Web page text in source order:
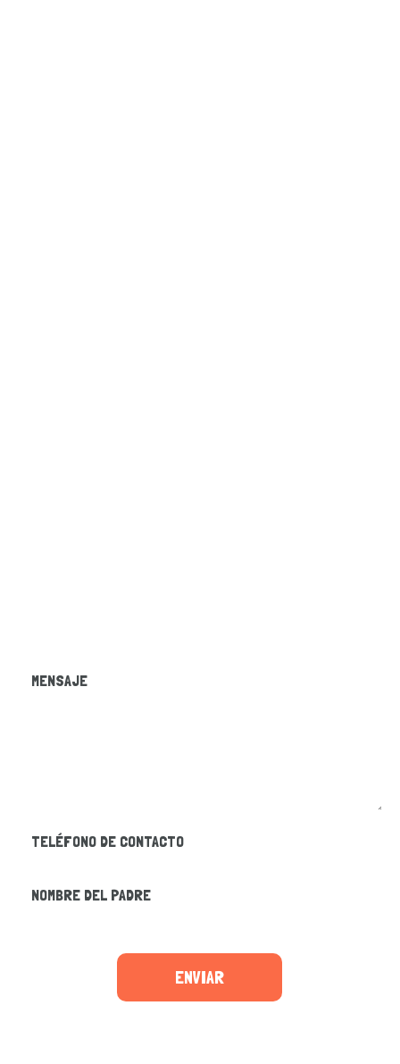
MENSAJE
TELÉFONO DE CONTACTO
NOMBRE DEL PADRE
ENVIAR